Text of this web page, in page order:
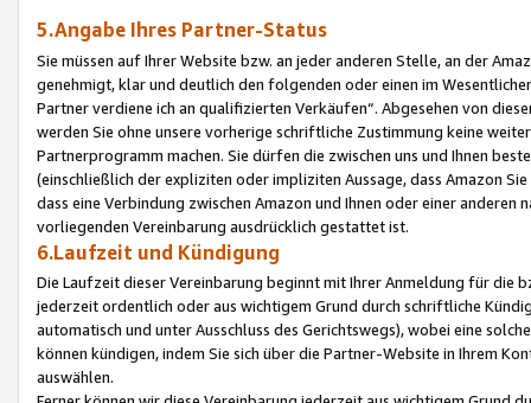
5.Angabe Ihres Partner-Status
Sie müssen auf Ihrer Website bzw. an jeder anderen Stelle, an der
genehmigt, klar und deutlich den folgenden oder einen im
Partner verdiene ich an qualifizierten Verkäufen“. Abgesehen von
werden Sie ohne unsere vorherige schriftliche Zustimmung keine
Partnerprogramm machen. Sie dürfen die zwischen uns und Ihnen
(einschließlich der expliziten oder impliziten Aussage, dass Amazon
dass eine Verbindung zwischen Amazon und Ihnen oder einer
vorliegenden Vereinbarung ausdrücklich gestattet ist.
6.Laufzeit und Kündigung
Die Laufzeit dieser Vereinbarung beginnt mit Ihrer Anmeldung für die
jederzeit ordentlich oder aus wichtigem Grund durch schriftliche
automatisch und unter Ausschluss des Gerichtswegs), wobei eine
können kündigen, indem Sie sich über die Partner-Website in Ihrem
auswählen.